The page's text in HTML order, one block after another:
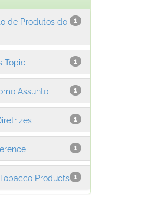
1
de Produtos do
1
Topic
1
Assunto
1
1
1
Products